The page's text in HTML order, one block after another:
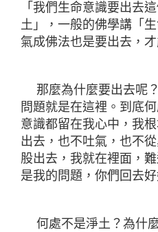
「我們生命意識要出去
土」，一般的佛學講「
氣成佛法也是要出去，
那麼為什麼要出去呢
問題就是在這裡。到底
意識都留在我心中，我
出去，也不吐氣，也不
股出去，我就在裡面，
是我的問題，你們回去好
何處不是淨土？為什